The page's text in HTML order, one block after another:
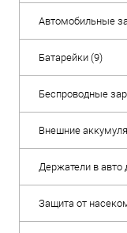
Автомобильные
Батарейки (9)
Беспроводные
Внешние
Держатели в авто
Защита от